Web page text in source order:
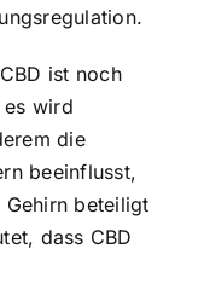
ist noch
wird
die
beeinflusst,
beteiligt
dass CBD